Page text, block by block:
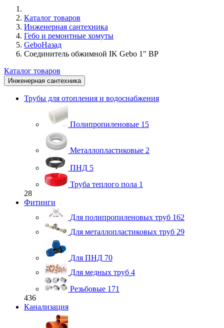
Каталог товаров
Инженерная сантехника
Гебо и ремонтные хомуты
GeboНазад
Соединитель обжимной IK Gebo 1" ВР
Каталог товаров
Инженерная сантехника
Трубы для отопления и водоснабжения
Полипропиленовые 15
Металлопластиковые 2
ПНД 5
Труба теплого пола 1
28
Фитинги
Для полипропиленовых труб 162
Для металлопластиковых труб 29
Для ПНД 70
Для медных труб 4
Резьбовые 171
436
Канализация